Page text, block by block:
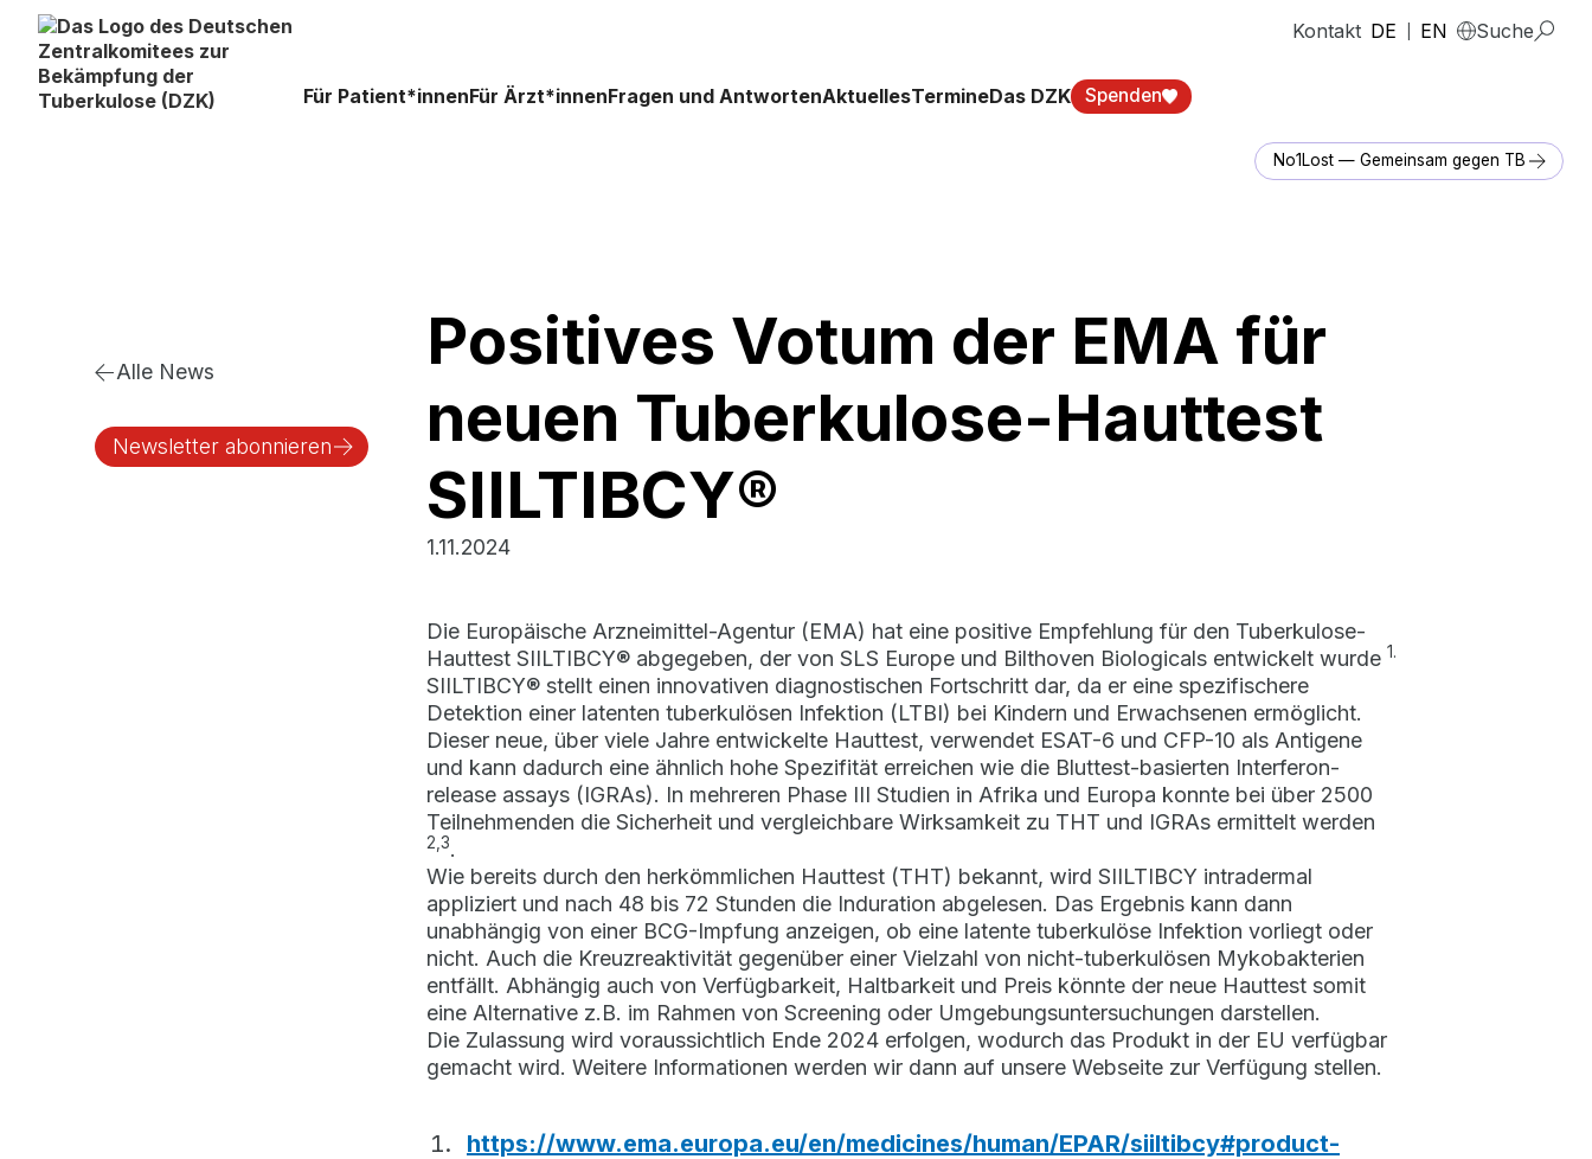
Kontakt DE EN Suche
Für Patient*innenFür Ärzt*innenFragen und AntwortenAktuellesTermineDas DZK Spenden
No1Lost — Gemeinsam gegen TB
Alle News
Newsletter abonnieren
Positives Votum der EMA für
neuen Tuberkulose-Hauttest
SIILTIBCY®
1.11.2024
Die Europäische Arzneimittel-Agentur (EMA) hat eine positive Empfehlung für den Tuberkulose-
Hauttest SIILTIBCY® abgegeben, der von SLS Europe und Bilthoven Biologicals entwickelt wurde 1.
SIILTIBCY® stellt einen innovativen diagnostischen Fortschritt dar, da er eine spezifischere
Detektion einer latenten tuberkulösen Infektion (LTBI) bei Kindern und Erwachsenen ermöglicht.
Dieser neue, über viele Jahre entwickelte Hauttest, verwendet ESAT-6 und CFP-10 als Antigene
und kann dadurch eine ähnlich hohe Spezifität erreichen wie die Bluttest-basierten Interferon-
release assays (IGRAs). In mehreren Phase III Studien in Afrika und Europa konnte bei über 2500
Teilnehmenden die Sicherheit und vergleichbare Wirksamkeit zu THT und IGRAs ermittelt werden
2,3.
Wie bereits durch den herkömmlichen Hauttest (THT) bekannt, wird SIILTIBCY intradermal
appliziert und nach 48 bis 72 Stunden die Induration abgelesen. Das Ergebnis kann dann
unabhängig von einer BCG-Impfung anzeigen, ob eine latente tuberkulöse Infektion vorliegt oder
nicht. Auch die Kreuzreaktivität gegenüber einer Vielzahl von nicht-tuberkulösen Mykobakterien
entfällt. Abhängig auch von Verfügbarkeit, Haltbarkeit und Preis könnte der neue Hauttest somit
eine Alternative z.B. im Rahmen von Screening oder Umgebungsuntersuchungen darstellen.
Die Zulassung wird voraussichtlich Ende 2024 erfolgen, wodurch das Produkt in der EU verfügbar
gemacht wird. Weitere Informationen werden wir dann auf unsere Webseite zur Verfügung stellen.
https://www.ema.europa.eu/en/medicines/human/EPAR/siiltibcy#product-